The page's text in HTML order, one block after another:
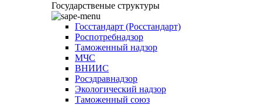
Государственые структуры
Госстандарт (Росстандарт)
Роспотребнадзор
Таможенный надзор
МЧС
ВНИИС
Росздравнадзор
Экологический надзор
Таможенный союз